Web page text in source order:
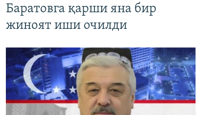
Баратовга қарши яна бир
жиноят иши очилди